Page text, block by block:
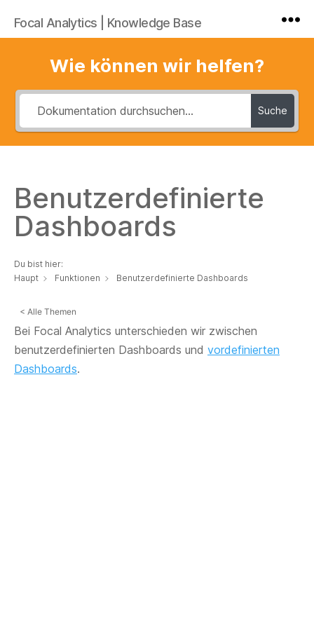
Focal Analytics | Knowledge Base
Wie können wir helfen?
Suche
Benutzerdefinierte
Dashboards
Du bist hier:
Haupt
Funktionen Benutzerdefinierte Dashboards
< Alle Themen
Bei Focal Analytics unterschieden wir zwischen
benutzerdefinierten Dashboards und vordefinierten
Dashboards.